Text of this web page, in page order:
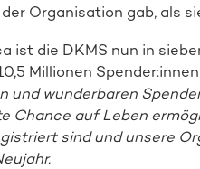
Organisation gab, als
ist die DKMS nun in
Millionen
und wunderbaren
Chance auf Leben
sind und unsere